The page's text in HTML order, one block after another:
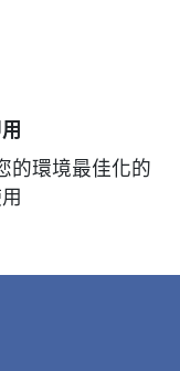
的環境最佳化的